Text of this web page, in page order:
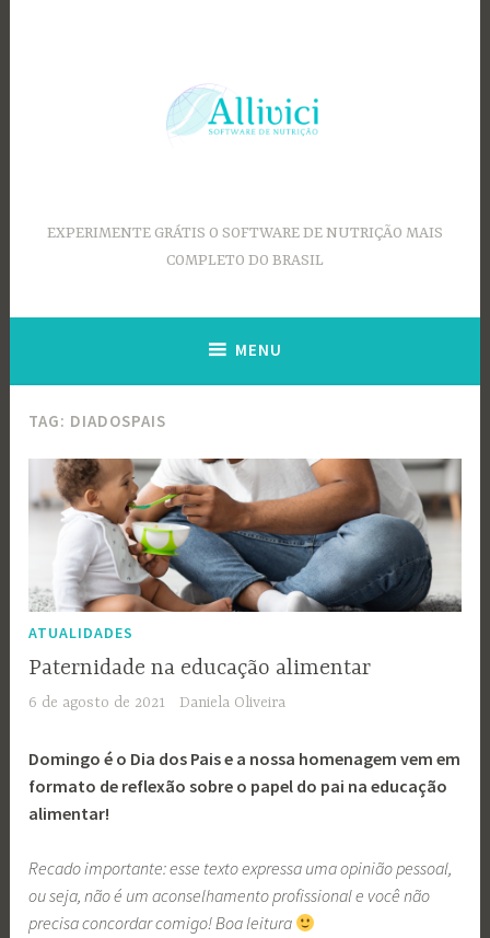
EXPERIMENTE GRÁTIS O SOFTWARE DE NUTRIÇÃO MAIS
COMPLETO DO BRASIL
MENU
TAG: DIADOSPAIS
ATUALIDADES
Paternidade na educação alimentar
6 de agosto de 2021 Daniela Oliveira
Domingo é o Dia dos Pais e a nossa homenagem vem em
formato de reflexão sobre o papel do pai na educação
alimentar!
Recado importante: esse texto expressa uma opinião pessoal,
ou seja, não é um aconselhamento profissional e você não
precisa concordar comigo! Boa leitura